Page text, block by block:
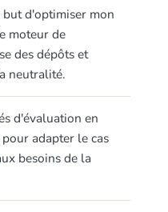
d'optimiser mon
moteur de
des dépôts et
neutralité.
d'évaluation en
adapter le cas
besoins de la